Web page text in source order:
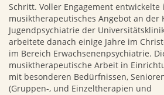
Schritt. Voller Engagement
musiktherapeutisches Angebot an der
Jugendpsychiatrie der
arbeitete danach einige Jahre im
im Bereich Erwachsenenpsychiatrie.
musiktherapeutische Arbeit in
mit besonderen Bedürfnissen,
(Gruppen-, und Einzeltherapien und